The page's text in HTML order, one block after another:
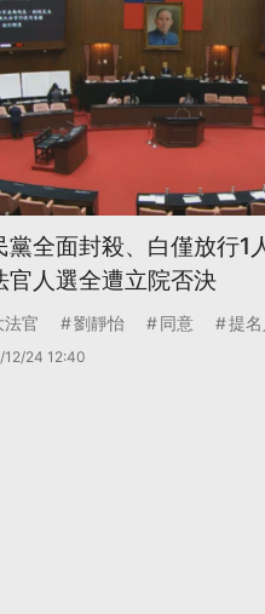
黨全面封殺、白僅放行1
官人選全遭立院否決
法官 劉靜怡 同意 提名
12/24 12:40